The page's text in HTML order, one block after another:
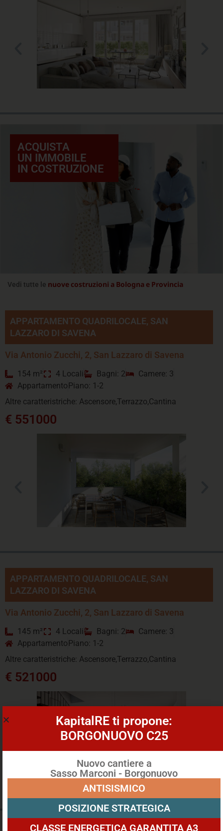
ACQUISTA
UN IMMOBILE
IN COSTRUZIONE
Vedi tutte le nuove costruzioni a Bologna e Provincia
APPARTAMENTO QUADRILOCALE, SAN
LAZZARO DI SAVENA
Via Antonio Zucchi, 2, San Lazzaro di Savena
154 m² 4 Locali Bagni: 2
Camere: 3
AppartamentoPiano: 1-2
Altre caratteristriche: Ascensore,Terrazzo,Cantina
€ 551000
APPARTAMENTO QUADRILOCALE, SAN
LAZZARO DI SAVENA
Via Antonio Zucchi, 2, San Lazzaro di Savena
145 m² 4 Locali Bagni: 2
Camere: 3
AppartamentoPiano: 1-2
Altre caratteristriche: Ascensore,Terrazzo,Cantina
€ 521000
KapitalRE ti propone:
BORGONUOVO C25
Nuovo cantiere a
Sasso Marconi - Borgonuovo
ANTISISMICO
POSIZIONE STRATEGICA
CLASSE ENERGETICA GARANTITA A3